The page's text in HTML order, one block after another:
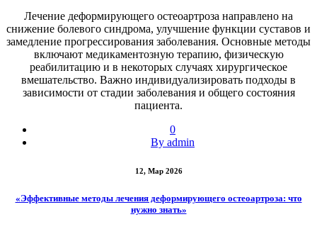
Лечение деформирующего остеоартроза направлено на
снижение болевого синдрома, улучшение функции суставов и
замедление прогрессирования заболевания. Основные методы
включают медикаментозную терапию, физическую
реабилитацию и в некоторых случаях хирургическое
вмешательство. Важно индивидуализировать подходы в
зависимости от стадии заболевания и общего состояния
пациента.
0
By admin
12, Мар 2026
«Эффективные методы лечения деформирующего остеоартроза: что
нужно знать»